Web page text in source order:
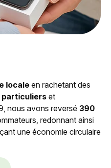
locale en rachetant des
particuliers et
nous avons reversé 390
redonnant ainsi
une économie circulaire